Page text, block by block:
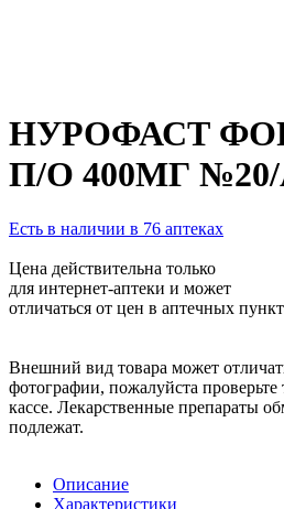
НУРОФАСТ
П/О 400МГ
Есть в наличии в 76 аптеках
Цена действительна только
для интернет-аптеки и может
отличаться от цен в аптечных
Внешний вид товара может
фотографии, пожалуйста проверьте
кассе. Лекарственные препараты
подлежат.
Описание
Характеристики